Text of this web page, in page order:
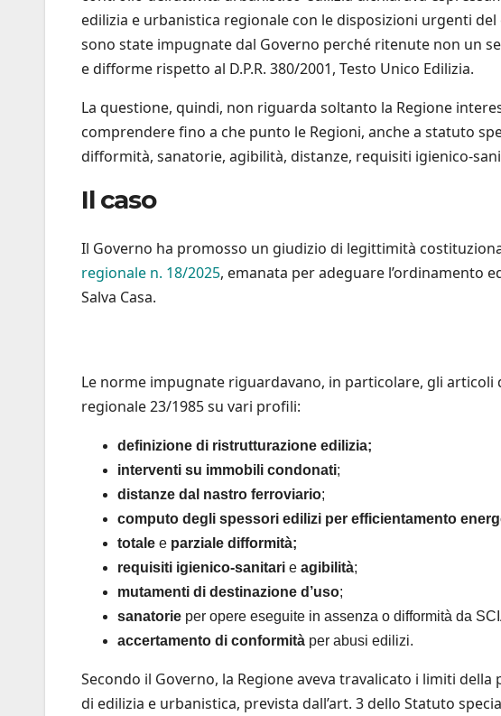
edilizia e urbanistica regionale con le disposizioni urgenti del
sono state impugnate dal Governo perché ritenute non un
e difforme rispetto al D.P.R. 380/2001, Testo Unico Edilizia.
La questione, quindi, non riguarda soltanto la Regione
comprendere fino a che punto le Regioni, anche a statuto
difformità, sanatorie, agibilità, distanze, requisiti igienico-
Il caso
Il Governo ha promosso un giudizio di legittimità
regionale n. 18/2025, emanata per adeguare l’ordinamento
Salva Casa.
Le norme impugnate riguardavano, in particolare, gli
regionale 23/1985 su vari profili:
definizione di ristrutturazione edilizia;
interventi su immobili condonati;
distanze dal nastro ferroviario;
computo degli spessori edilizi per efficientamento
totale e parziale difformità;
requisiti igienico-sanitari e agibilità;
mutamenti di destinazione d’uso;
sanatorie per opere eseguite in assenza o difformità da
accertamento di conformità per abusi edilizi.
Secondo il Governo, la Regione aveva travalicato i limiti
di edilizia e urbanistica, prevista dall’art. 3 dello Statuto